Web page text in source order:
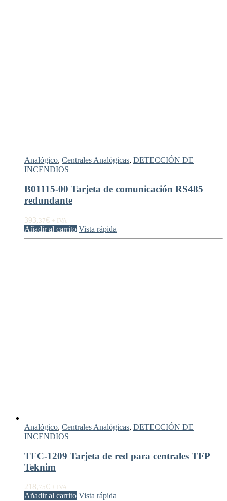
Analógico, Centrales Analógicas, DETECCIÓN DE
INCENDIOS
B01115-00 Tarjeta de comunicación RS485
redundante
393,37€ + IVA
Añadir al carrito Vista rápida
Analógico, Centrales Analógicas, DETECCIÓN DE
INCENDIOS
TFC-1209 Tarjeta de red para centrales TFP
Teknim
218,75€ + IVA
Añadir al carrito Vista rápida